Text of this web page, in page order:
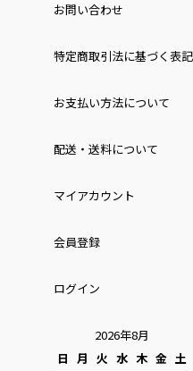
お問い合わせ
特定商取引法に基づく表記
お⽀払い⽅法について
配送・送料について
マイアカウント
会員登録
ログイン
2026年8月
日 月 火 水 木 金 土